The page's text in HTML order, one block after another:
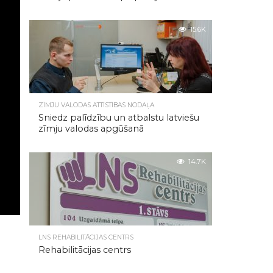
15.6K
ZĪMJU VALODAS ATTĪSTĪBAS NODAĻA
Sniedz palīdzību un atbalstu latviešu
zīmju valodas apgūšanā
14.7K
LNS REHABILITĀCIJAS CENTRS
Rehabilitācijas centrs